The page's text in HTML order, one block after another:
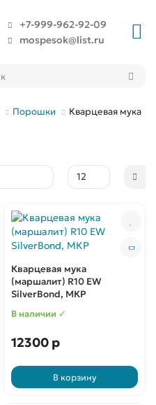
+7-999-962-92-09
mospesok@list.ru
Порошки Кварцевая мука
Кварцевая мука
(маршалит) R10 EW
SilverBond, МКР
В наличии ✓
12300 р
В корзину